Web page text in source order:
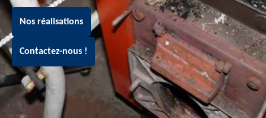
Nos réalisations
Contactez-nous !